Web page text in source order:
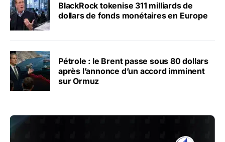
BlackRock tokenise 311 milliards de
dollars de fonds monétaires en Europe
Pétrole : le Brent passe sous 80 dollars
après l’annonce d’un accord imminent
sur Ormuz